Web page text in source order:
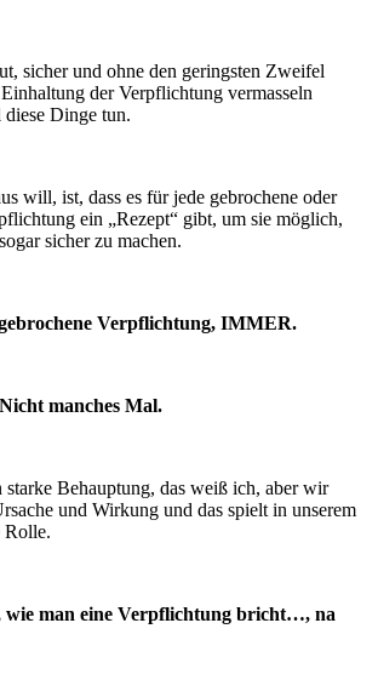
sicher und ohne den geringsten Zweifel
der Verpflichtung vermasseln
Dinge tun.
will, ist, dass es für jede gebrochene oder
ein „Rezept“ gibt, um sie möglich,
sicher zu machen.
Verpflichtung, IMMER.
manches Mal.
starke Behauptung, das weiß ich, aber wir
und Wirkung und das spielt in unserem
wie man eine Verpflichtung bricht…, na